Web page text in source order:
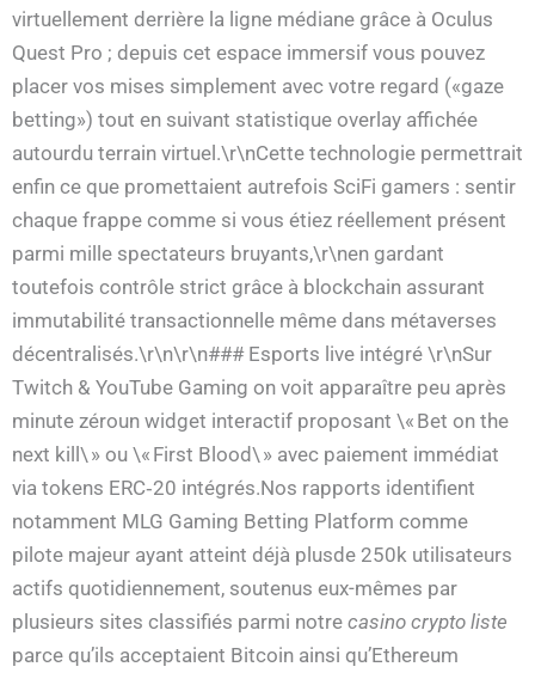
virtuellement derrière la ligne médiane grâce à Oculus
Quest Pro ; depuis cet espace immersif vous pouvez
placer vos mises simplement avec votre regard («gaze
betting») tout en suivant statistique overlay affichée
autourdu terrain virtuel.\r\nCette technologie permettrait
enfin ce que promettaient autrefois SciFi gamers : sentir
chaque frappe comme si vous étiez réellement présent
parmi mille spectateurs bruyants,\r\nen gardant
toutefois contrôle strict grâce à blockchain assurant
immutabilité transactionnelle même dans métaverses
décentralisés.\r\n\r\n### Esports live intégré \r\nSur
Twitch & YouTube Gaming on voit apparaître peu après
minute zéroun widget interactif proposant \« Bet on the
next kill\ » ou \« First Blood\ » avec paiement immédiat
via tokens ERC‑20 intégrés.Nos rapports identifient
notamment MLG Gaming Betting Platform comme
pilote majeur ayant atteint déjà plusde 250k utilisateurs
actifs quotidiennement, soutenus eux-mêmes par
plusieurs sites classifiés parmi notre casino crypto liste
parce qu’ils acceptaient Bitcoin ainsi qu’Ethereum